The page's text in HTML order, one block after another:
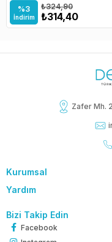
%3
İndirim ₺314,40
₺324,90
Zafer Mh.
Kurumsal
Yardım
Bizi Takip Edin
Facebook